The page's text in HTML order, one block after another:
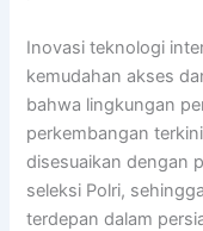
Inovasi teknologi
kemudahan akses
bahwa lingkungan
perkembangan
disesuaikan dengan
seleksi Polri,
terdepan dalam